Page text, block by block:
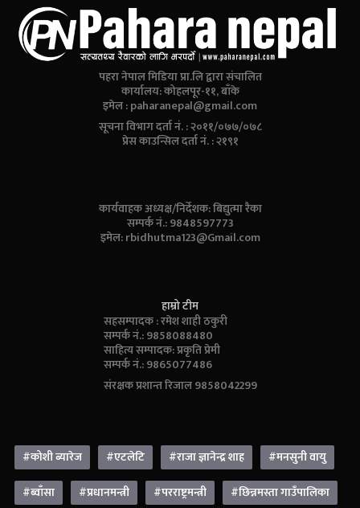
पहरा नेपाल मिडिया प्रा.लि द्वारा संचालित
कार्यालय: कोहलपूर-११, बाँके
इमेल :paharanepal@gmail.com
सूचना विभाग दर्ता नं. : २०११/०७७/०७८
प्रेस काउन्सिल दर्ता नं. : २१९१
कार्यवाहक अध्यक्ष/निर्देशक: बिद्युत्मा रैका
सम्पर्क नं.: 9848597773
इमेल:rbidhutma123@Gmail.com
हाम्रो टीम
सहसम्पादक : रमेश शाही ठकुरी
सम्पर्क नं.: 9858088480
साहित्य सम्पादक: प्रकृति प्रेमी
सम्पर्क नं.: 9865077486
संरक्षक प्रशान्त रिजाल 9858042299
#कोशी ब्यारेज #एटलेटि #राजा ज्ञानेन्द्र शाह
#मनसुनी वायु
#ब्वाँसा
#प्रधानमन्त्री #परराष्ट्रमन्त्री #छिन्नमस्ता गाउँपालिका